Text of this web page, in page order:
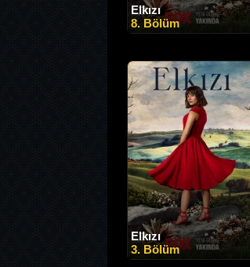
Elkızı
8. Bölüm
Elkızı
3. Bölüm